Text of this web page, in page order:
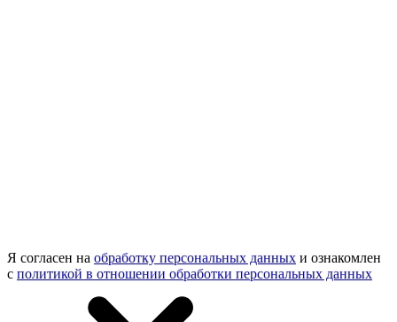
Я согласен на обработку персональных данных и ознакомлен
с политикой в отношении обработки персональных данных